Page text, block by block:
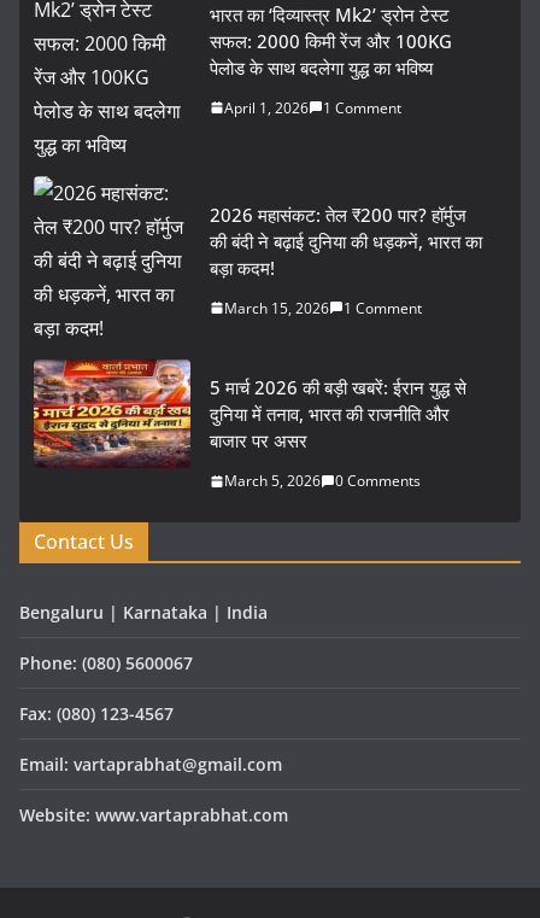
भारत का ‘दिव्यास्त्र Mk2’ ड्रोन टेस्ट
सफल: 2000 किमी रेंज और 100KG
पेलोड के साथ बदलेगा युद्ध का भविष्य
April 1, 2026 1 Comment
2026 महासंकट: तेल ₹200 पार? हॉर्मुज
की बंदी ने बढ़ाई दुनिया की धड़कनें, भारत का
बड़ा कदम!
March 15, 2026 1 Comment
5 मार्च 2026 की बड़ी खबरें: ईरान युद्ध से
दुनिया में तनाव, भारत की राजनीति और
बाजार पर असर
March 5, 2026 0 Comments
Contact Us
Bengaluru | Karnataka | India
Phone: (080) 5600067
Fax: (080) 123-4567
Email: vartaprabhat@gmail.com
Website: www.vartaprabhat.com